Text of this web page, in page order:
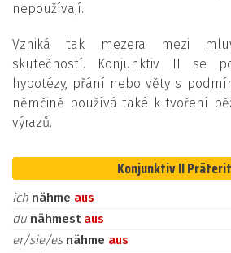
nepoužívají.
Vzniká tak mezera mezi
skutečností. Konjunktiv II se
hypotézy, přání nebo věty s
němčině používá také k tvoření
výrazů.
Konjunktiv II
ich nähme aus
du nähmest aus
er/sie/es nähme aus